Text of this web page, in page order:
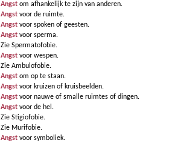
Angst om afhankelijk te zijn van anderen.
Angst voor de ruimte.
Angst voor spoken of geesten.
Angst voor sperma.
Zie Spermatofobie.
Angst voor wespen.
Zie Ambulofobie.
Angst om op te staan.
Angst voor kruizen of kruisbeelden.
Angst voor nauwe of smalle ruimtes of dingen.
Angst voor de hel.
Zie Stigiofobie.
Zie Murifobie.
Angst voor symboliek.